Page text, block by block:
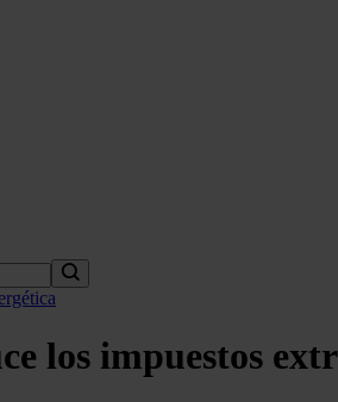
los impuestos